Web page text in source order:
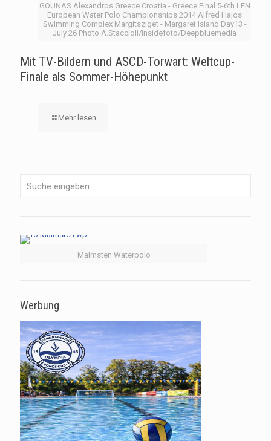
GOUNAS Alexandros Greece Croatia - Greece Final 5-6th LEN
European Water Polo Championships 2014 Alfred Hajos
Swimming Complex Margitsziget - Margaret Island Day13 -
July 26 Photo A.Staccioli/Insidefoto/Deepbluemedia
Mit TV-Bildern und ASCD-Torwart: Weltcup-
Finale als Sommer-Höhepunkt
Mehr lesen
Malmsten Waterpolo
Werbung